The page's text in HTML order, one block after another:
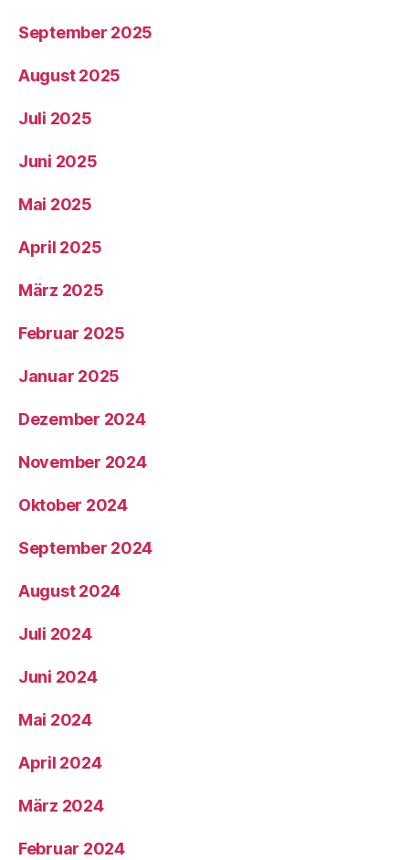
September 2025
August 2025
Juli 2025
Juni 2025
Mai 2025
April 2025
März 2025
Februar 2025
Januar 2025
Dezember 2024
November 2024
Oktober 2024
September 2024
August 2024
Juli 2024
Juni 2024
Mai 2024
April 2024
März 2024
Februar 2024